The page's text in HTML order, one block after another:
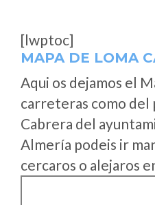
[lwptoc]
MAPA DE LOMA
Aqui os dejamos el
carreteras como del
Cabrera del
Almería podeis ir
cercaros o alejaros